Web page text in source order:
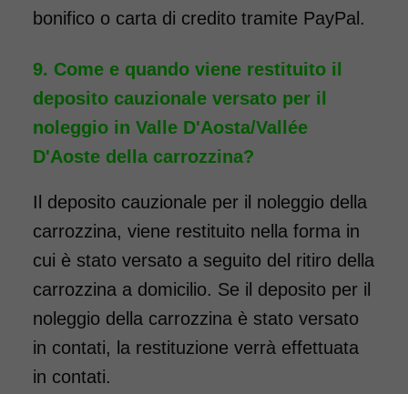
Noleggio sedia a rotelle seduta
46 cm TRANSITO con pedane
elevabili estraibili. Il noleggio
minimo è di 7 giorni a partire
da 76 euro. Consegniamo a
domicilio in tutta Italia,
contattaci per maggiori
informazioni.
bonifico o carta di credito tramite PayPal.
Come e quando viene restituito il
deposito cauzionale versato per il
noleggio in Valle D'Aosta/Vallée
D'Aoste della carrozzina?
Il deposito cauzionale per il noleggio della
carrozzina, viene restituito nella forma in
cui è stato versato a seguito del ritiro della
carrozzina a domicilio. Se il deposito per il
noleggio della carrozzina è stato versato
in contati, la restituzione verrà effettuata
in contati.